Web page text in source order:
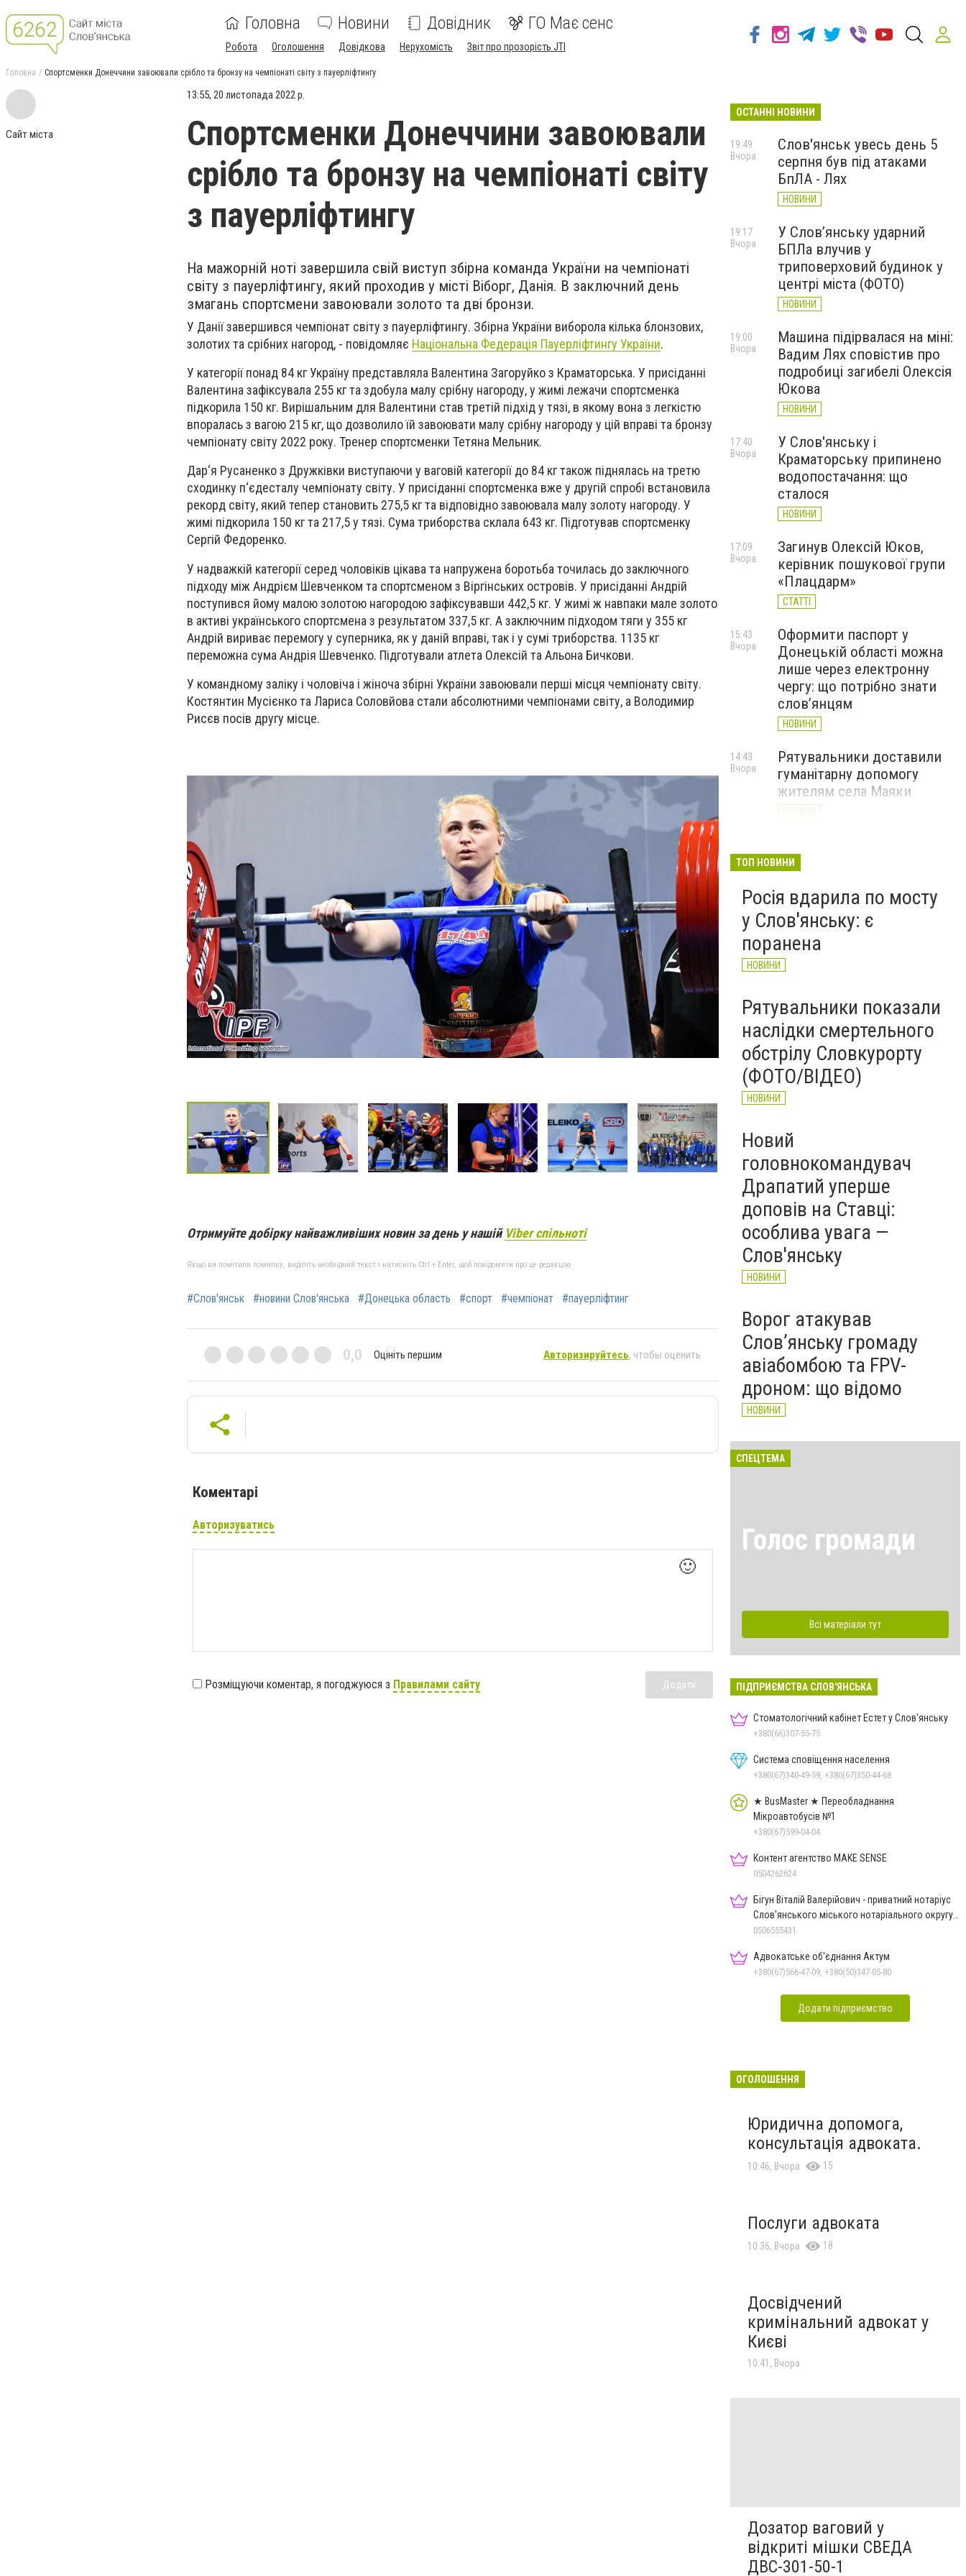
Головна Новини Довідник ГО Має сенс
Робота Оголошення Довідкова Нерухомість Звіт про прозорість JTI
Головна Спортсменки Донеччини завоювали срібло та бронзу на чемпіонаті світу з пауерліфтингу
Сайт міста
13:55, 20 листопада 2022 р.
Спортсменки Донеччини завоювали
срібло та бронзу на чемпіонаті світу
з пауерліфтингу
На мажорній ноті завершила свій виступ збірна команда України на чемпіонаті
світу з пауерліфтингу, який проходив у місті Віборг, Данія. В заключний день
змагань спортсмени завоювали золото та дві бронзи.
У Данії завершився чемпіонат світу з пауерліфтингу. Збірна України виборола кілька блонзових,
золотих та срібних нагород, - повідомляє Національна Федерація Пауерліфтингу України.
У категорії понад 84 кг Україну представляла Валентина Загоруйко з Краматорська. У присіданні
Валентина зафіксувала 255 кг та здобула малу срібну нагороду, у жимі лежачи спортсменка
підкорила 150 кг. Вирішальним для Валентини став третій підхід у тязі, в якому вона з легкістю
впоралась з вагою 215 кг, що дозволило їй завоювати малу срібну нагороду у цій вправі та бронзу
чемпіонату світу 2022 року. Тренер спортсменки Тетяна Мельник.
Дар‘я Русаненко з Дружківки виступаючи у ваговій категорії до 84 кг також піднялась на третю
сходинку п‘єдесталу чемпіонату світу. У присіданні спортсменка вже у другій спробі встановила
рекорд світу, який тепер становить 275,5 кг та відповідно завоювала малу золоту нагороду. У
жимі підкорила 150 кг та 217,5 у тязі. Сума триборства склала 643 кг. Підготував спортсменку
Сергій Федоренко.
У надважкій категорії серед чоловіків цікава та напружена боротьба точилась до заключного
підходу між Андрієм Шевченком та спортсменом з Віргінських островів. У присіданні Андрій
поступився йому малою золотою нагородою зафіксувавши 442,5 кг. У жимі ж навпаки мале золото
в активі українського спортсмена з результатом 337,5 кг. А заключним підходом тяги у 355 кг
Андрій вириває перемогу у суперника, як у даній вправі, так і у сумі триборства. 1135 кг
переможна сума Андрія Шевченко. Підготували атлета Олексій та Альона Бичкови.
У командному заліку і чоловіча і жіноча збірні України завоювали перші місця чемпіонату світу.
Костянтин Мусієнко та Лариса Соловйова стали абсолютними чемпіонами світу, а Володимир
Рисєв посів другу місце.
Отримуйте добірку найважливіших новин за день у нашій Viber спільноті
Якщо ви помітили помилку, виділіть необхідний текст і натисніть Ctrl + Enter, щоб повідомити про це редакцію
#Слов'янськ #новини Слов'янська #Донецька область #спорт #чемпіонат #пауерліфтинг
0,0 Оцініть першим Авторизируйтесь, чтобы оценить
Коментарі
Авторизуватись
🙂
Розміщуючи коментар, я погоджуюся з Правилами сайту Додати
ОСТАННІ НОВИНИ
Слов'янськ увесь день 5
серпня був під атаками
БпЛА - Лях
НОВИНИ
19:49
Вчора
У Слов’янську ударний
БПЛа влучив у
триповерховий будинок у
центрі міста (ФОТО)
НОВИНИ
19:17
Вчора
Машина підірвалася на міні:
Вадим Лях сповістив про
подробиці загибелі Олексія
Юкова
НОВИНИ
19:00
Вчора
У Слов'янську і
Краматорську припинено
водопостачання: що
сталося
НОВИНИ
17:40
Вчора
Загинув Олексій Юков,
керівник пошукової групи
«Плацдарм»
СТАТТІ
17:09
Вчора
Оформити паспорт у
Донецькій області можна
лише через електронну
чергу: що потрібно знати
слов’янцям
НОВИНИ
15:43
Вчора
Рятувальники доставили
гуманітарну допомогу
жителям села Маяки
НОВИНИ
14:43
Вчора
онлайн-акція до Дня молоді
Вчора
ТОП НОВИНИ
Росія вдарила по мосту
у Слов'янську: є
поранена
НОВИНИ
Рятувальники показали
наслідки смертельного
обстрілу Словкурорту
(ФОТО/ВІДЕО)
НОВИНИ
Новий
головнокомандувач
Драпатий уперше
доповів на Ставці:
особлива увага —
Слов'янську
НОВИНИ
Ворог атакував
Слов’янську громаду
авіабомбою та FPV-
дроном: що відомо
НОВИНИ
СПЕЦТЕМА
Голос громади
Всі матеріали тут
ПІДПРИЄМСТВА СЛОВ'ЯНСЬКА
Стоматологічний кабінет Естет у Слов'янську
+380(66)307-55-75
Система сповіщення населення
+380(67)340-49-59, +380(67)350-44-68
★ BusMaster ★ Переобладнання
Мікроавтобусів №1
+380(67)599-04-04
Контент агентство MAKE SENSE
0504262624
Бігун Віталій Валерійович - приватний нотаріус
Слов'янського міського нотаріального округу
Дон.обл.
0506555431
Адвокатське об'єднання Актум
+380(67)566-47-09, +380(50)347-05-80
Додати підприємство
ОГОЛОШЕННЯ
Юридична допомога,
консультація адвоката.
10:46, Вчора 15
Послуги адвоката
10:36, Вчора 18
Досвідчений
кримінальний адвокат у
Києві
10:41, Вчора
Дозатор ваговий у
відкриті мішки СВЕДА
ДВС-301-50-1